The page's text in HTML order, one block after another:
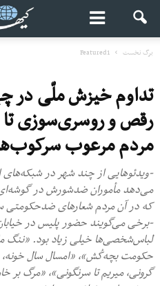
برگ نخست Featured1
تداوم خیزش ملّی در
رقص و روسری‌سوزی تا
مردم مرعوب
-ویدئوهایی از چند شهر در
می‌دهد مأموران ضدشورش در گوشه‌ای
که در آن مردم شعارهای ضدحکومتی
-برخی می‌گویند حضور پلیس در
لباس‌شخصی‌ها خیلی زیاد بود. «ننگ
حکومت بچه‌کُش»، «امسال سال خونه،
گرونی، میریم تا سرنگونی»، «مرگ بر